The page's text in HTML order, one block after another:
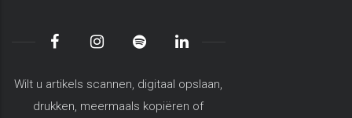
Wilt u artikels scannen, digitaal opslaan,
drukken, meermaals kopiëren of